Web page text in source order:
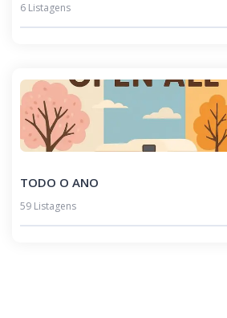
6 Listagens
TODO O ANO
59 Listagens